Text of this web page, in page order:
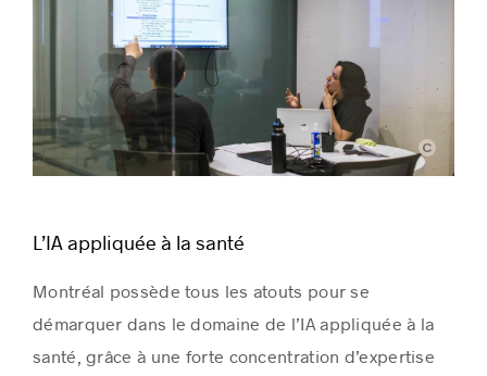
Mila
L’IA appliquée à la santé
Montréal possède tous les atouts pour se
démarquer dans le domaine de l’IA appliquée à la
santé, grâce à une forte concentration d’expertise